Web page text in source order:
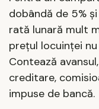
dobândă de 5%
rată lunară mult
prețul locuinței
Contează
creditare,
impuse de bancă.